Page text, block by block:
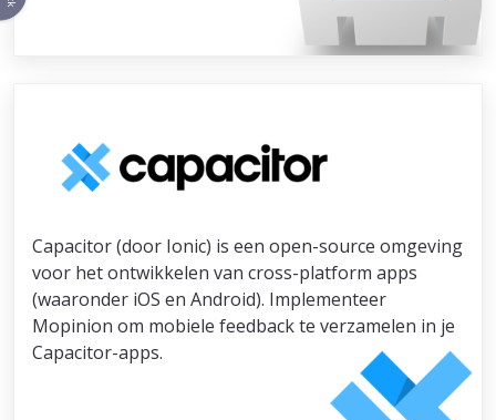
Capacitor (door Ionic) is een open-source omgeving
voor het ontwikkelen van cross-platform apps
(waaronder iOS en Android). Implementeer
Mopinion om mobiele feedback te verzamelen in je
Capacitor-apps.